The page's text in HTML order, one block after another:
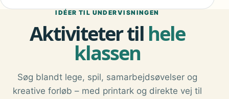
IDÉER TIL UNDERVISNINGEN
Aktiviteter til hele
klassen
Søg blandt lege, spil, samarbejdsøvelser og
kreative forløb – med printark og direkte vej til